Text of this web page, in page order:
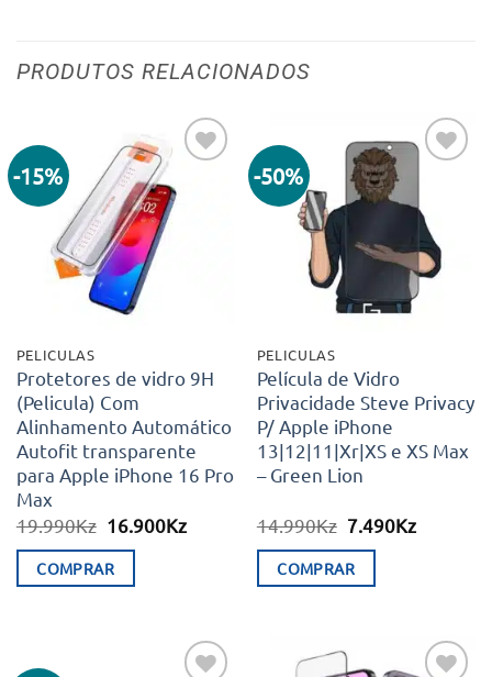
PRODUTOS RELACIONADOS
-15%
Adicionar
aos meus
desejos
PELICULAS
Protetores de vidro 9H
(Pelicula) Com
Alinhamento Automático
Autofit transparente
para Apple iPhone 16 Pro
Max
19.990Kz O
original
era:
16.900KzO
COMPRAR
-50%
Adicionar
aos meus
desejos
PELICULAS
Película de Vidro
Privacidade Steve Privacy
P/ Apple iPhone
13|12|11|Xr|XS e XS Max
– Green Lion
14.990Kz O
original
era:
7.490KzO
COMPRAR